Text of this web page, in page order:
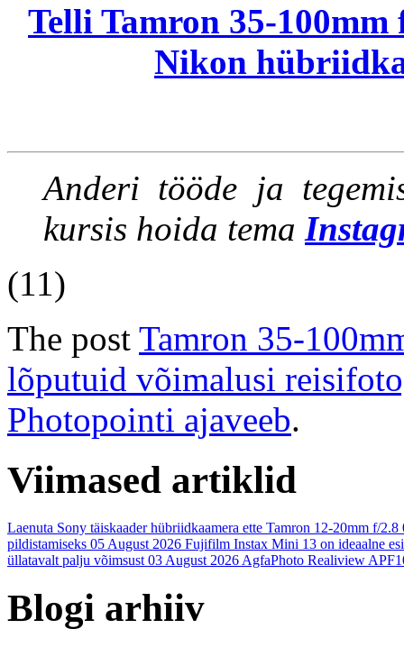
Telli Tamron 35-
Nikon
Anderi tööde ja
kursis hoida tema
(11)
The post Tamron 35-
lõputuid võimalusi
Photopointi ajaveeb.
Viimased artiklid
Laenuta Sony täiskaader hübriidkaamera ette Tamron 12-20mm f/2.8
pildistamiseks 05 August 2026 Fujifilm Instax Mini 13 on ideaalne
üllatavalt palju võimsust 03 August 2026 AgfaPhoto Realiview
Blogi arhiiv